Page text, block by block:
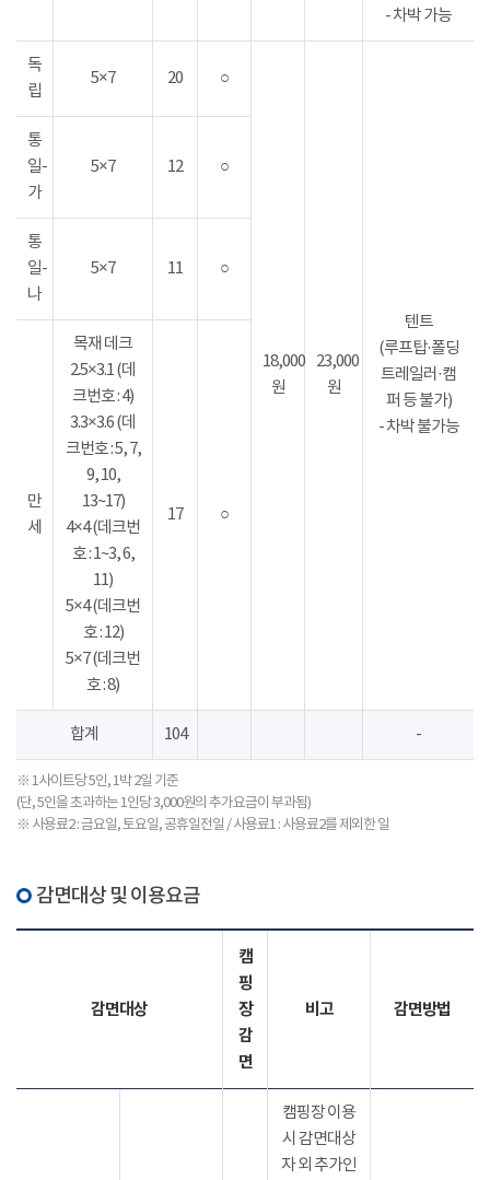
- 차박 가능
독
립
5×7 20 ○
18,000
원
23,000
원
텐트
(루프탑·폴딩
트레일러·캠
퍼 등 불가)
- 차박 불가능
통
일-
가
5×7 12 ○
통
일-
나
5×7 11 ○
만
세
목재 데크
2.5×3.1 (데
크번호 : 4)
3.3×3.6 (데
크번호 : 5, 7,
9, 10,
13~17)
4×4 (데크번
호 : 1~3, 6,
11)
5×4 (데크번
호 : 12)
5×7 (데크번
호 : 8)
17 ○
합계 104 -
※ 1사이트당 5인, 1박 2일 기준
(단, 5인을 초과하는 1인당 3,000원의 추가요금이 부과됨)
※ 사용료2 : 금요일, 토요일, 공휴일전일 / 사용료1 : 사용료2를 제외한 일
감면대상 및 이용요금
감면대상
캠
핑
장
감
면
비고 감면방법
캠핑장 이용
시 감면대상
자 외 추가인